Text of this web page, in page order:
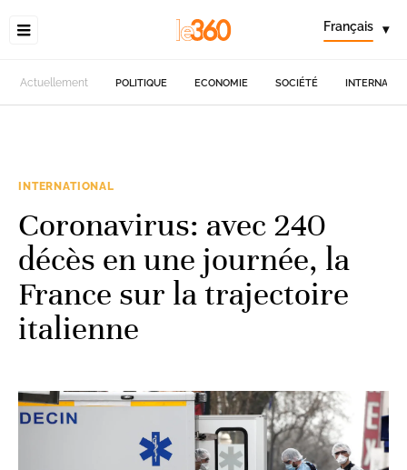
Français ▾
Actuellement POLITIQUE ECONOMIE SOCIÉTÉ
INTERNATIONAL
Coronavirus: avec 240
décès en une journée, la
France sur la trajectoire
italienne